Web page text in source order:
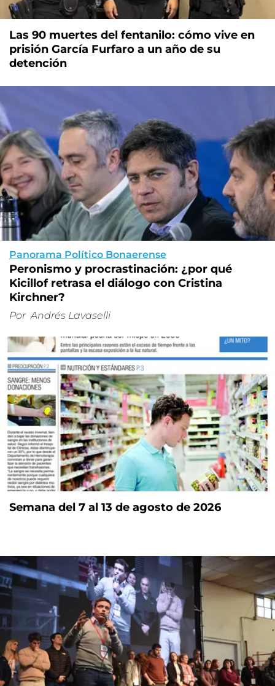
Las 90 muertes del fentanilo: cómo vive en
prisión García Furfaro a un año de su
detención
Panorama Político Bonaerense
Peronismo y procrastinación: ¿por qué
Kicillof retrasa el diálogo con Cristina
Kirchner?
Por Andrés Lavaselli
Semana del 7 al 13 de agosto de 2026